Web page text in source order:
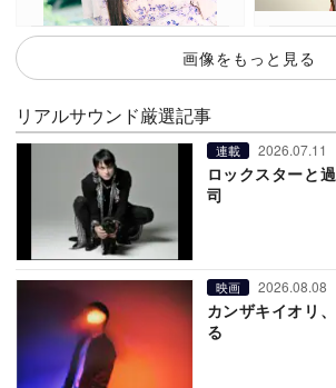
画像をもっと見る
リアルサウンド厳選記事
連載 2026.07.11
ロックスターと
司
映画 2026.08.08
カンザキイオリ
る